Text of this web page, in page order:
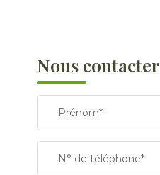
Nous contacter
Prénom*
N° de téléphone*